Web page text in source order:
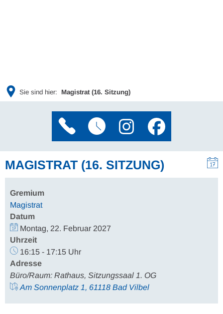
Sie sind hier: Magistrat (16. Sitzung)
MAGISTRAT (16. SITZUNG)
Gremium
Magistrat
Datum
Montag, 22. Februar 2027
Uhrzeit
16:15 - 17:15 Uhr
Adresse
Büro/Raum: Rathaus, Sitzungssaal 1. OG
Am Sonnenplatz 1, 61118 Bad Vilbel